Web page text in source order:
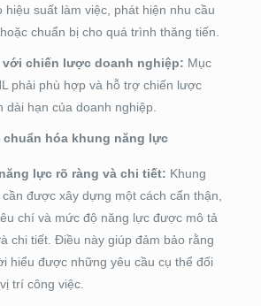
hiệu suất làm việc, phát hiện nhu cầu
chuẩn bị cho quá trình thăng tiến.
với chiến lược doanh nghiệp: Mục
phải phù hợp và hỗ trợ chiến lược
dài hạn của doanh nghiệp.
chuẩn hóa khung năng lực
lực rõ ràng và chi tiết: Khung
được xây dựng một cách cẩn thận,
chí và mức độ năng lực được mô tả
chi tiết. Điều này giúp đảm bảo rằng
hiểu được những yêu cầu cụ thể đối
trí công việc.